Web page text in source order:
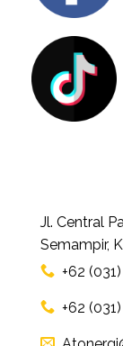
Jl. Central
Semampir,
+62
+62